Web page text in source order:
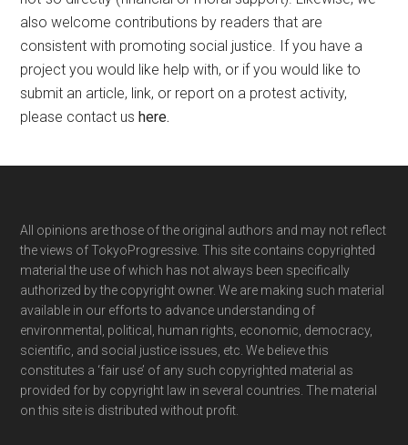
also welcome contributions by readers that are
consistent with promoting social justice. If you have a
project you would like help with, or if you would like to
submit an article, link, or report on a protest activity,
please contact ushere.
Footer
All opinions are those of the original authors and may not reflect
the views of TokyoProgressive. This site contains copyrighted
material the use of which has not always been specifically
authorized by the copyright owner. We are making such material
available in our efforts to advance understanding of
environmental, political, human rights, economic, democracy,
scientific, and social justice issues, etc. We believe this
constitutes a ‘fair use’ of any such copyrighted material as
provided for by copyright law in several countries. The material
on this site is distributed without profit.